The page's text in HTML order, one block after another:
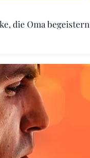
die Oma